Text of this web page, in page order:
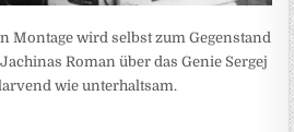
Montage wird selbst zum Gegenstand
Roman über das Genie Sergej
wie unterhaltsam.